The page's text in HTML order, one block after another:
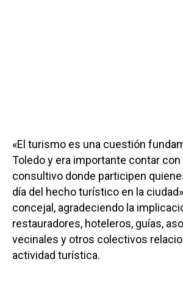
«El turismo es una cuestión
Toledo y era importante contar con
consultivo donde participen
día del hecho turístico en la
concejal, agradeciendo la
restauradores, hoteleros, guías,
vecinales y otros colectivos
actividad turística.